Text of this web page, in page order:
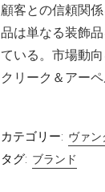
顧客との信頼関
品は単なる装飾
ている。市場動
クリーク＆アー
カテゴリー: ヴァ
タグ: ブランド